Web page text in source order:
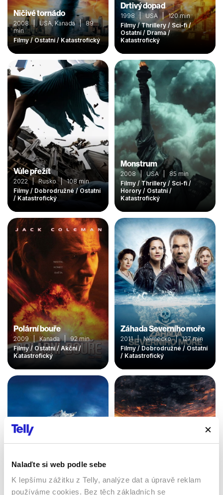
Nalaďte si web podle sebe
K lepšímu zážitku z Telly, analýze dat a úpravě reklam
používáme cookies. Bez těch základních se
Ničivé tornádo
2008 | USA, Kanada | 89
min
Filmy / Ostatní / Katastrofický
Drtivý dopad
1998 | USA | 120 min
Filmy / Thrillery / Sci-fi /
Ostatní / Drama /
Katastrofický
Vůle přežít
2022 | Rusko | 108 min
Filmy / Dobrodružné / Ostatní
/ Katastrofický
Monstrum
2008 | USA | 85 min
Filmy / Thrillery / Sci-fi /
Horory / Ostatní /
Katastrofický
Polární bouře
2009 | Kanada | 92 min
Filmy / Ostatní / Akční /
Katastrofický
Záhada Severního moře
2011 | Německo | 127 min
Filmy / Dobrodružné / Ostatní
/ Katastrofický
Pád Měsíce
2022 | USA, Čína, Kanada |